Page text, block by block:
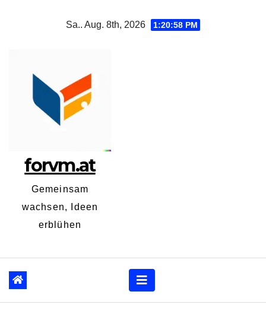
Sa.. Aug. 8th, 2026 1:20:59 PM
forvm.at
Gemeinsam
wachsen, Ideen
erblühen